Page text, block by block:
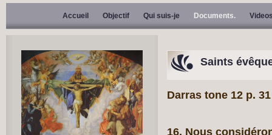
Accueil Objectif Qui suis-je Documents.
Saints
Darras tone 12 p. 31
16. Nous